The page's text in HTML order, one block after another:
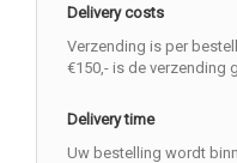
Delivery costs
Verzending is per
€150,- is de verzending
Delivery time
Uw bestelling wordt